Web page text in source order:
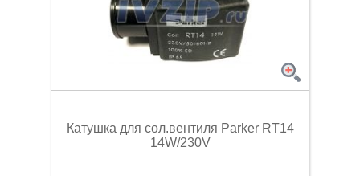
Катушка для сол.вентиля Parker RT14
14W/230V